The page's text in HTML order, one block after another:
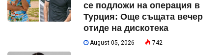
се подложи на операция в
Турция: Още същата вечер
отиде на дискотека
August 05, 2026 742